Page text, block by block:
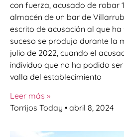
con fuerza, acusado de robar
almacén de un bar de
escrito de acusación al que ha
suceso se produjo durante la
julio de 2022, cuando el
individuo que no ha podido
valla del establecimiento
Leer más »
Torrijos Today
abril 8, 2024